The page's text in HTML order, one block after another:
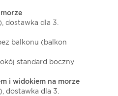
dostawka dla 3.
balkonu (balkon
standard boczny
i widokiem na morze
dostawka dla 3.